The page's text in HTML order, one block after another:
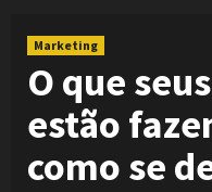
Marketing
O que
estão
como se